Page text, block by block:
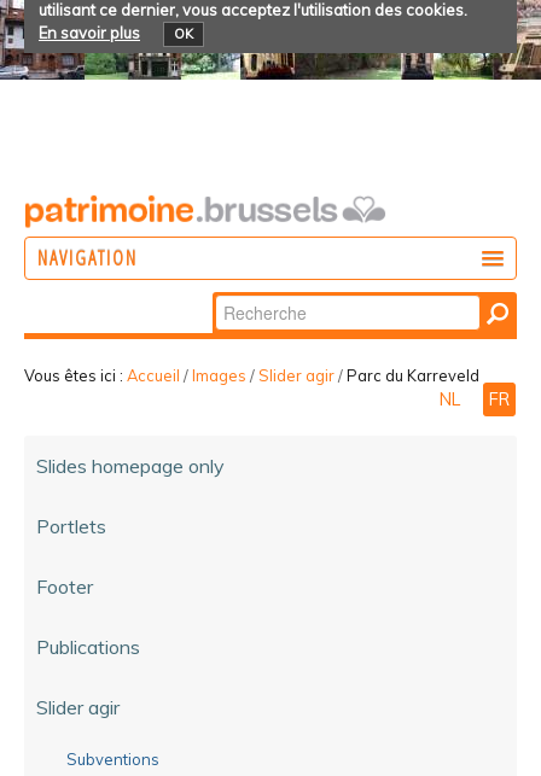
utilisant ce dernier, vous acceptez l'utilisation des cookies.
En savoir plus
OK
NAVIGATION
Chercher par
Recherche
avancée…
Vous êtes ici : Accueil /Images /Slider agir/Parc du Karreveld
NL FR
Slides homepage only
Portlets
Footer
Publications
Slider agir
Subventions